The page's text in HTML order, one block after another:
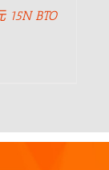
15N BTO